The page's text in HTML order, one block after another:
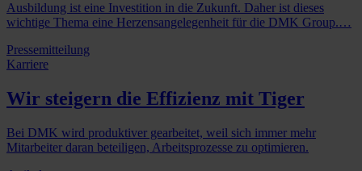
Ausbildung ist eine Investition in die Zukunft. Daher ist dieses
wichtige Thema eine Herzensangelegenheit für die DMK Group.…
Pressemitteilung
Karriere
Wir steigern die Effizienz mit Tiger
Bei DMK wird produktiver gearbeitet, weil sich immer mehr
Mitarbeiter daran beteiligen, Arbeitsprozesse zu optimieren.